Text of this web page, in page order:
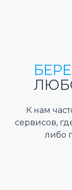
К нам
сервисов,
либо